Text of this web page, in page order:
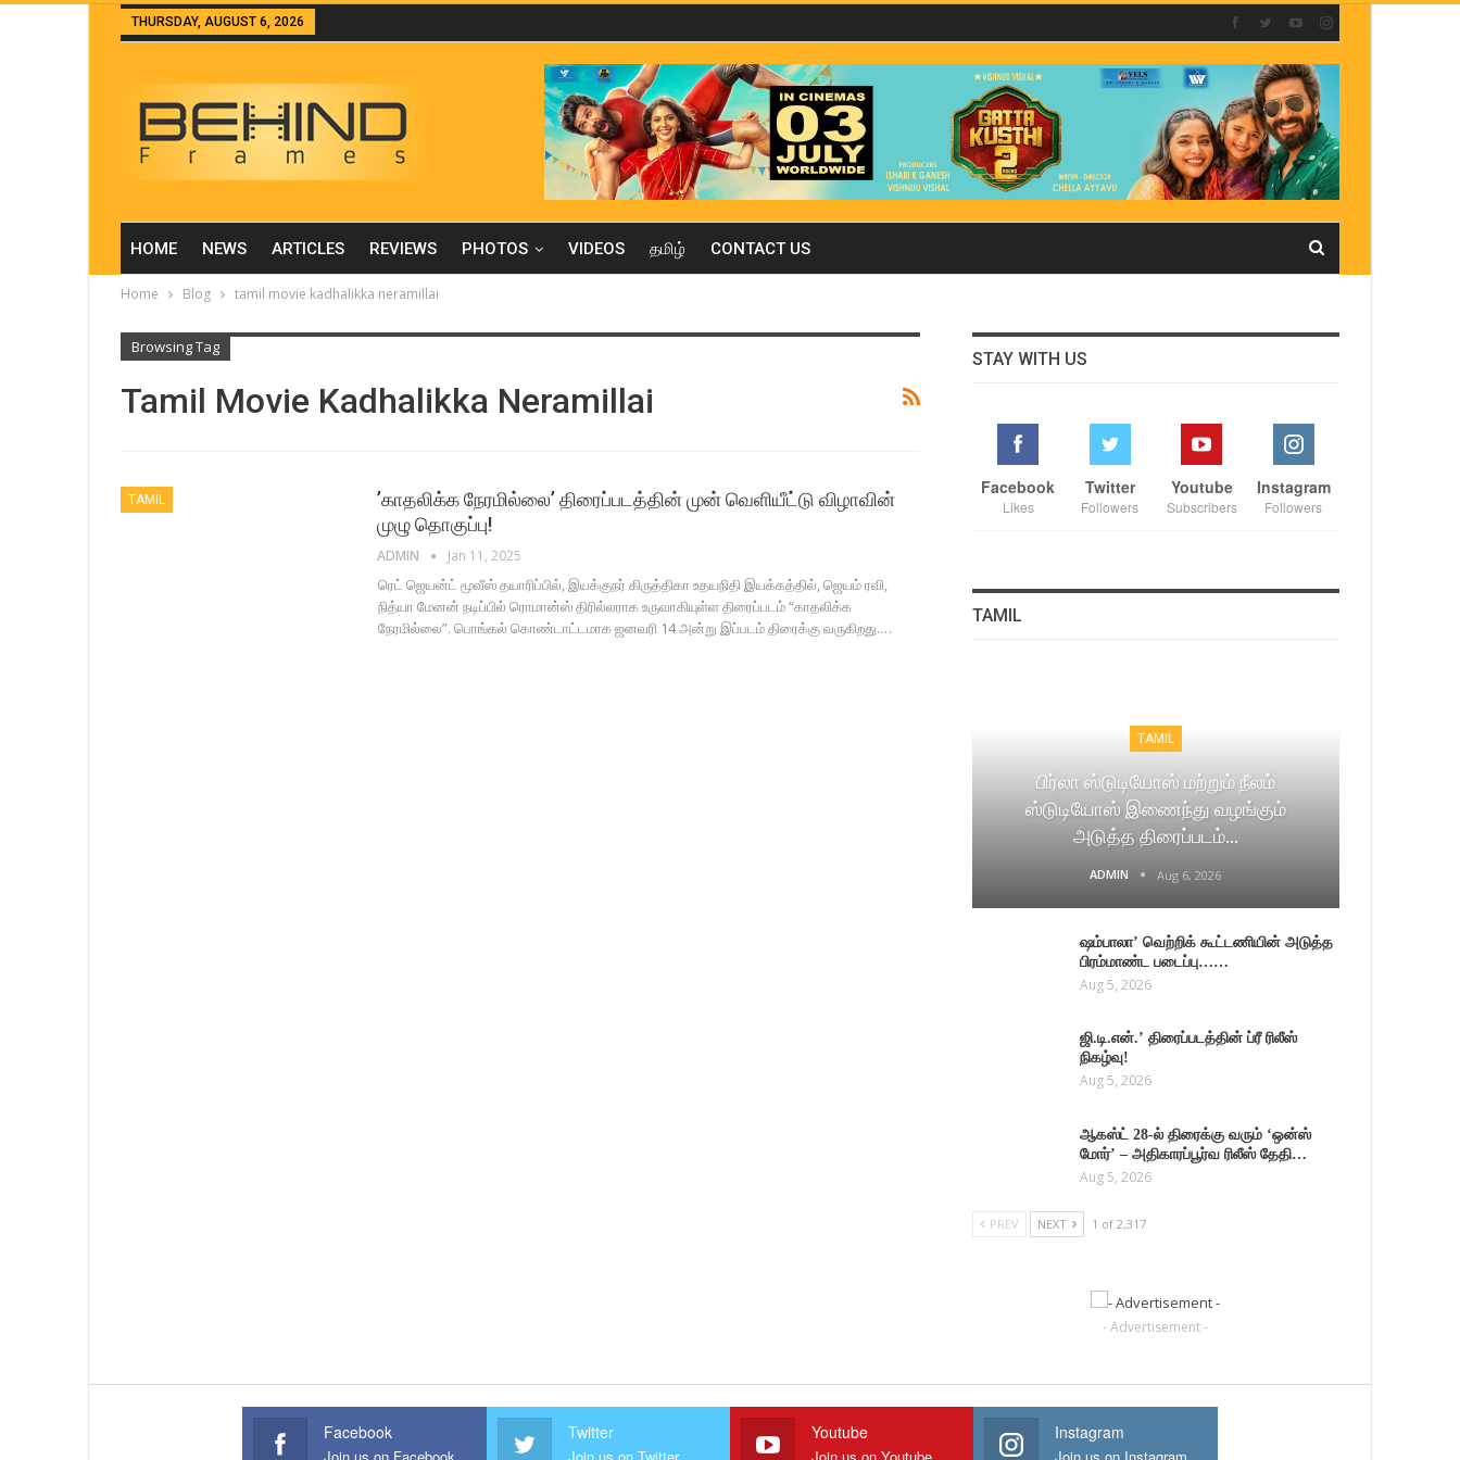
THURSDAY, AUGUST 6, 2026
HOME NEWS ARTICLES REVIEWS PHOTOS VIDEOS தமிழ் CONTACT US
Home Blog tamil movie kadhalikka neramillai
Browsing Tag
Tamil Movie Kadhalikka Neramillai
TAMIL
’காதலிக்க நேரமில்லை’ திரைப்படத்தின் முன் வெளியீட்டு விழாவின்
முழு தொகுப்பு!
ADMIN Jan 11, 2025
ரெட் ஜெயன்ட் மூவீஸ் தயாரிப்பில், இயக்குநர் கிருத்திகா உதயநிதி இயக்கத்தில், ஜெயம் ரவி,
நித்யா மேனன் நடிப்பில் ரொமான்ஸ் திரில்லராக உருவாகியுள்ள திரைப்படம் “காதலிக்க
நேரமில்லை”. பொங்கல் கொண்டாட்டமாக ஜனவரி 14 அன்று இப்படம் திரைக்கு வருகிறது.…
STAY WITH US
Facebook
Likes
Twitter
Followers
Youtube
Subscribers
Instagram
Followers
TAMIL
TAMIL
பிர்லா ஸ்டுடியோஸ் மற்றும் நீலம்
ஸ்டுடியோஸ் இணைந்து வழங்கும்
அடுத்த திரைப்படம்…
ADMIN Aug 6, 2026
ஷம்பாலா’ வெற்றிக் கூட்டணியின் அடுத்த
பிரம்மாண்ட படைப்பு……
Aug 5, 2026
ஜி.டி.என்.’ திரைப்படத்தின் ப்ரீ ரிலீஸ்
நிகழ்வு!
Aug 5, 2026
ஆகஸ்ட் 28-ல் திரைக்கு வரும் ‘ஒன்ஸ்
மோர்’ – அதிகாரப்பூர்வ ரிலீஸ் தேதி…
Aug 5, 2026
PREV NEXT 1 of 2,317
- Advertisement -
Facebook Twitter Youtube Instagram